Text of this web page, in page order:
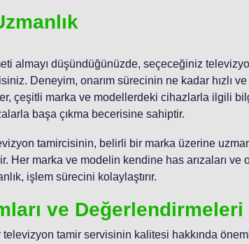
almayı düşündüğünüzde, seçeceğiniz
Deneyim, onarım sürecinin ne kadar hızlı
çeşitli marka ve modellerdeki cihazlarla ilgili
başa çıkma becerisine sahiptir.
tamircisinin, belirli bir marka üzerine
Her marka ve modelin kendine has arızaları ve
işlem sürecini kolaylaştırır.
ve Değerlendirmeleri
tamir servisinin kalitesi hakkında